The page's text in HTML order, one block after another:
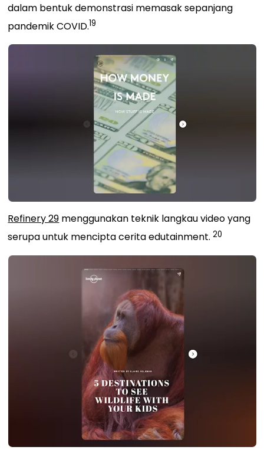
dalam bentuk demonstrasi memasak sepanjang
pandemik COVID.19
Refinery 29 menggunakan teknik langkau videoyang
serupauntuk mencipta cerita edutainment.20